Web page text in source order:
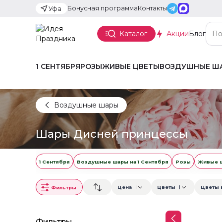
Уфа Бонусная программаКонтакты
Каталог АкцииБлог
1 СЕНТЯБРЯРОЗЫЖИВЫЕ ЦВЕТЫВОЗДУШНЫЕ
Воздушные шары
Шары Дисней принцессы
1 Сентября Воздушные шары на 1 Сентября Розы Живые
Фильтры Цена Цветы Цветы